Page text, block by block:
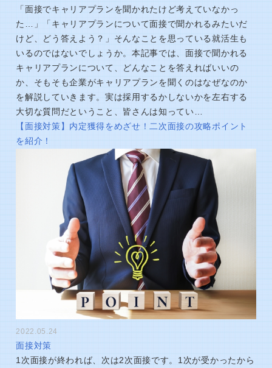
「面接でキャリアプランを聞かれたけど考えていなかっ
た…」「キャリアプランについて面接で聞かれるみたいだ
けど、どう答えよう？」そんなことを思っている就活生も
いるのではないでしょうか。本記事では、面接で聞かれる
キャリアプランについて、どんなことを答えればいいの
か、そもそも企業がキャリアプランを聞くのはなぜなのか
を解説していきます。実は採用するかしないかを左右する
大切な質問だということ、皆さんは知ってい…
【面接対策】内定獲得をめざせ！二次面接の攻略ポイント
を紹介！
2022.05.24
面接対策
1次面接が終われば、次は2次面接です。1次が受かったから